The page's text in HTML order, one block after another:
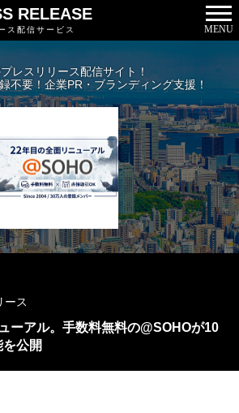
RELEASE
ス配信サービス MENU
レスリリース配信サイト！
不要！企業PR・ブランディング支援！
ース
ーアル。手数料無料の@SOHOが10
公開